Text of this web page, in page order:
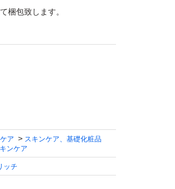
梱包致します。
ア
スキンケア、基礎化粧品
ンケア
ッチ